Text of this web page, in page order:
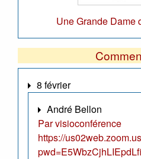
Une Grande Dame
8 février
André Bellon
Par visioconférence
https://